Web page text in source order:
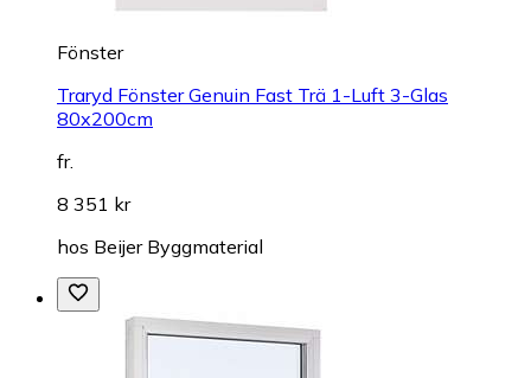
Fönster
Traryd Fönster Genuin Fast Trä 1-Luft 3-Glas
80x200cm
fr.
8 351 kr
hos Beijer Byggmaterial